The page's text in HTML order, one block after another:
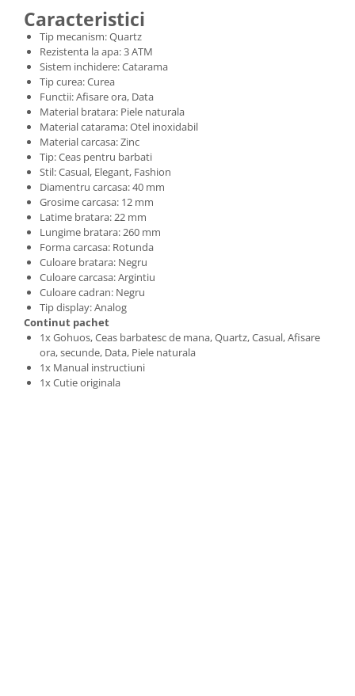
Caracteristici
Tip mecanism: Quartz
Rezistenta la apa: 3 ATM
Sistem inchidere: Catarama
Tip curea: Curea
Functii: Afisare ora, Data
Material bratara: Piele naturala
Material catarama: Otel inoxidabil
Material carcasa: Zinc
Tip: Ceas pentru barbati
Stil: Casual, Elegant, Fashion
Diamentru carcasa: 40 mm
Grosime carcasa: 12 mm
Latime bratara: 22 mm
Lungime bratara: 260 mm
Forma carcasa: Rotunda
Culoare bratara: Negru
Culoare carcasa: Argintiu
Culoare cadran: Negru
Tip display: Analog
Continut pachet
1x Gohuos, Ceas barbatesc de mana, Quartz, Casual, Afisare
ora, secunde, Data, Piele naturala
1x Manual instructiuni
1x Cutie originala